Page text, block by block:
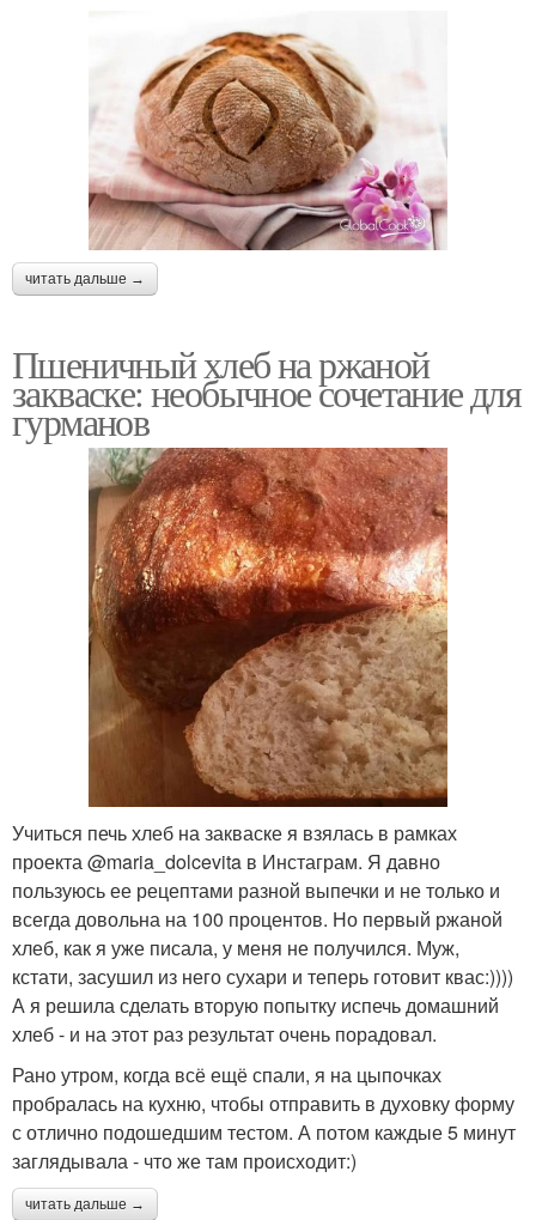
читать дальше →
Пшеничный хлеб на ржаной
закваске: необычное сочетание для
гурманов
Учиться печь хлеб на закваске я взялась в рамках
проекта @maria_dolcevita в Инстаграм. Я давно
пользуюсь ее рецептами разной выпечки и не только и
всегда довольна на 100 процентов. Но первый ржаной
хлеб, как я уже писала, у меня не получился. Муж,
кстати, засушил из него сухари и теперь готовит квас:))))
А я решила сделать вторую попытку испечь домашний
хлеб - и на этот раз результат очень порадовал.
Рано утром, когда всё ещё спали, я на цыпочках
пробралась на кухню, чтобы отправить в духовку форму
с отлично подошедшим тестом. А потом каждые 5 минут
заглядывала - что же там происходит:)
читать дальше →